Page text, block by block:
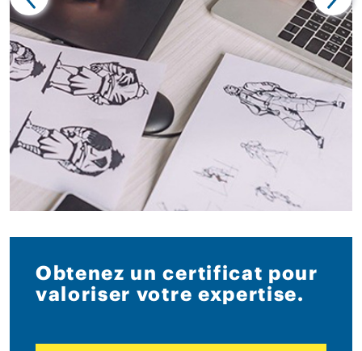
Obtenez un certificat pour
valoriser votre expertise.